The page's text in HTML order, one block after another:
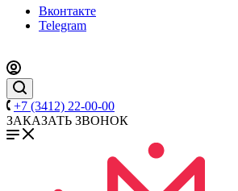
Вконтакте
Telegram
+7 (3412) 22-00-00
ЗАКАЗАТЬ ЗВОНОК